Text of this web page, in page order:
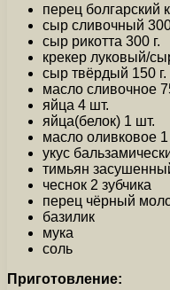
перец болгарский
сыр сливочный 300
сыр рикотта 300 г.
крекер луковый/
сыр твёрдый 150 г.
масло сливочное
яйца 4 шт.
яйца(белок) 1 шт.
масло оливковое 1
укус
тимьян
чеснок 2 зубчика
перец чёрный
базилик
мука
соль
Приготовление: